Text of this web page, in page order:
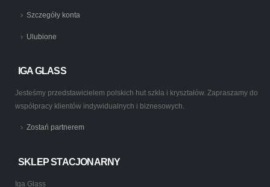
Szczegóły konta
Ulubione
IGA GLASS
Jesteśmy przedstawicielem polskich hut szkła i kryształów. Zapraszamy do
współpracy klientów indywidualnych i biznesowych.
Zostań partnerem
SKLEP STACJONARNY
Iga Glass